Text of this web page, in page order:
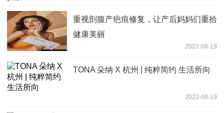
重视剖腹产疤痕修复，让产后妈妈们重拾
健康美丽
2022-08-19
TONA 朵纳 X 杭州 | 纯粹简约 生活所向
2022-08-19